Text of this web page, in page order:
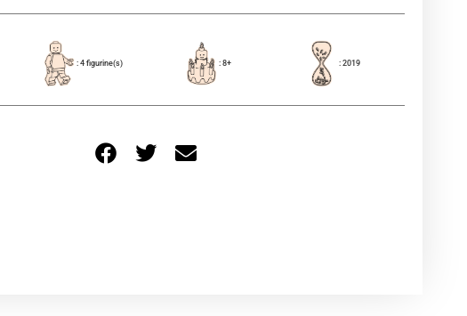
: 4 figurine(s) : 8+ : 2019